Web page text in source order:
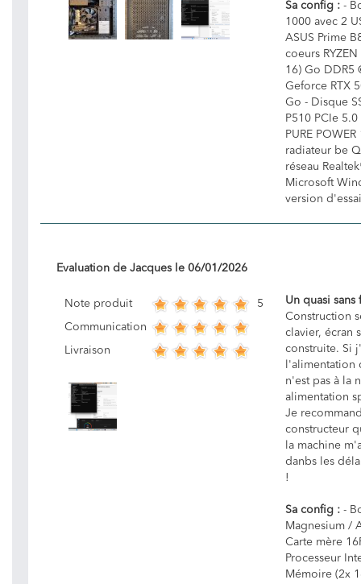
Sa config : -
1000 avec 2
ASUS Prime
coeurs
16) Go DDR5
Geforce RTX
Go - Disque
P510 PCIe
PURE
radiateur be
réseau
Microsoft
version
Evaluation de Jacques le 06/01/2026
Note produit 5
Communication
Livraison
Un quasi sans
Construction
clavier, écran
construite. Si
l'alimentation
n'est pas à la
alimentation
Je
constructeur
la machine
danbs les
!
Sa config : -
Magnesium /
Carte mère
Processeur
Mémoire (2x